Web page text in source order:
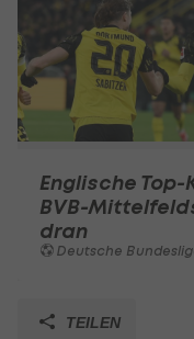
Englische Top-
BVB-
dran
Deutsche
TEILEN